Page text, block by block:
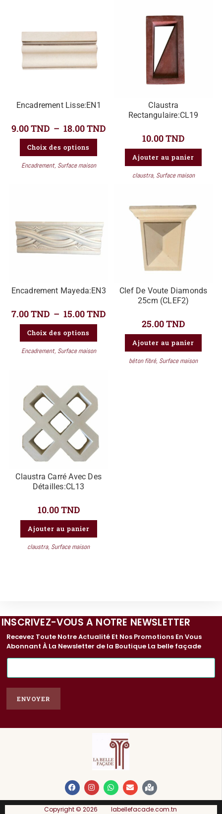
Encadrement Lisse:EN1
9.00TND – 18.00TND
Choix des options
Encadrement, Surface maison
Claustra
Rectangulaire:CL19
10.00TND
Ajouter au panier
claustra, Surface maison
Encadrement Mayeda:EN3
7.00TND – 15.00TND
Choix des options
Encadrement, Surface maison
Clef De Voute Diamonds
25cm (CLEF2)
25.00TND
Ajouter au panier
béton fibré, Surface maison
Claustra Carré Avec Des
Détailles:CL13
10.00TND
Ajouter au panier
claustra, Surface maison
INSCRIVEZ-VOUS A NOTRE NEWSLETTER
Recevez Toute Notre Actualité Et Nos Promotions En Vous
Abonnant À La Newsletter de la Boutique La belle façade
E
l
ENVOYER
Copyright © 2026 labellefacade.com.tn